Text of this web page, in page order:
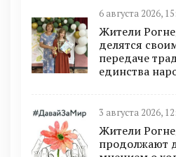
6 августа 2026,
Жители
делятся
передаче
единства
3 августа 2026,
Жители
продолжают